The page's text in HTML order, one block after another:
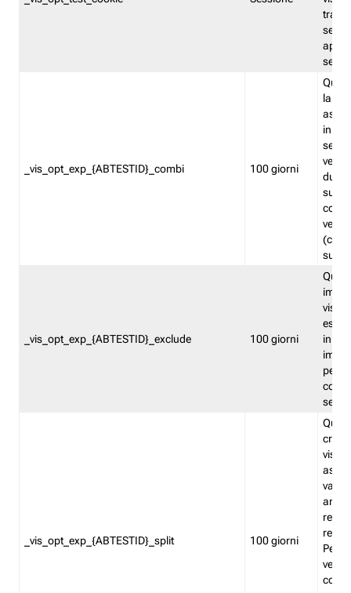
_vis_opt_exp_{ABTESTID}_combi 100 giorni
la
in
_vis_opt_exp_{ABTESTID}_exclude 100 giorni
in
_vis_opt_exp_{ABTESTID}_split 100 giorni